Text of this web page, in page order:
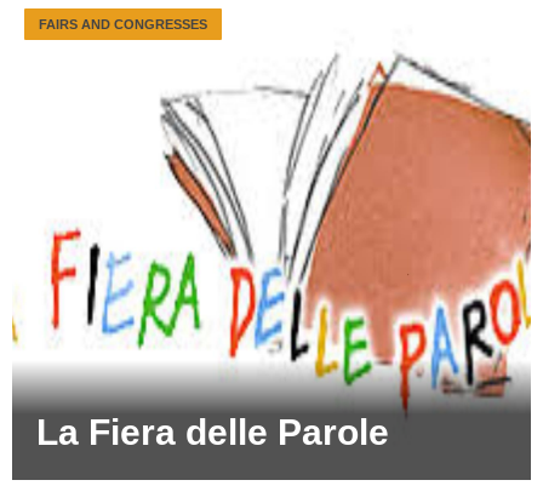
La Fiera delle Parole
FAIRS AND CONGRESSES